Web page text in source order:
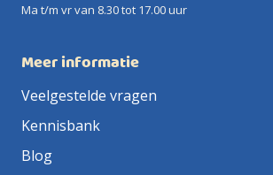
Ma t/m vr van 8.30 tot 17.00 uur
Meer informatie
Veelgestelde vragen
Kennisbank
Blog